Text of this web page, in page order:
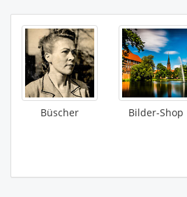
Büscher Bilder-Shop